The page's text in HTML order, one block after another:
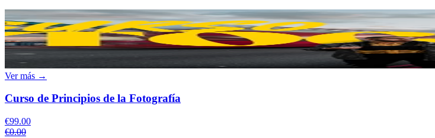
Ver más →
Curso de Principios de la Fotografía
€99.00
€0.00